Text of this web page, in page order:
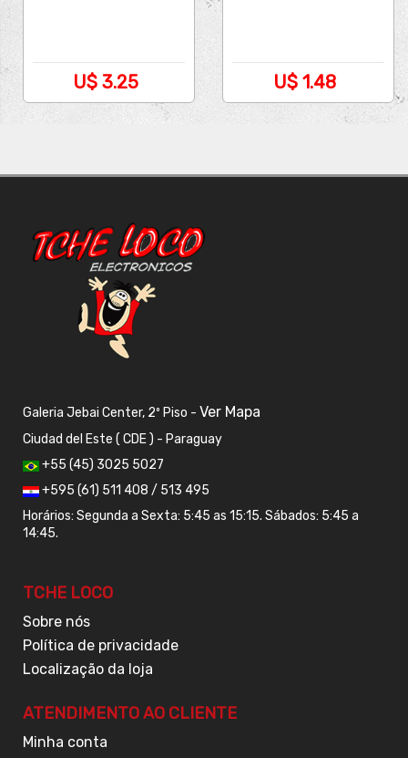
U$ 3.25 U$ 1.48
Galeria Jebai Center, 2º Piso - Ver Mapa
Ciudad del Este ( CDE ) - Paraguay
+55 (45) 3025 5027
+595 (61) 511 408 / 513 495
Horários: Segunda a Sexta: 5:45 as 15:15. Sábados: 5:45 a
14:45.
TCHE LOCO
Sobre nós
Política de privacidade
Localização da loja
ATENDIMENTO AO CLIENTE
Minha conta